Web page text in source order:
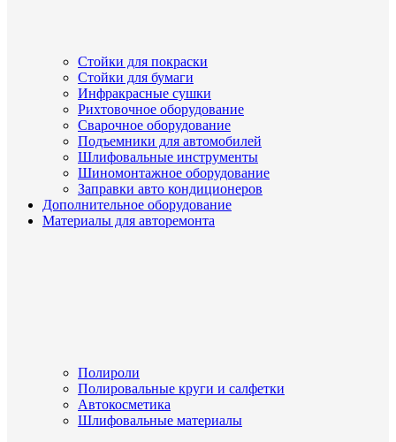
Стойки для покраски
Стойки для бумаги
Инфракрасные сушки
Рихтовочное оборудование
Сварочное оборудование
Подъемники для автомобилей
Шлифовальные инструменты
Шиномонтажное оборудование
Заправки авто кондиционеров
Дополнительное оборудование
Материалы для авторемонта
Полироли
Полировальные круги и салфетки
Автокосметика
Шлифовальные материалы